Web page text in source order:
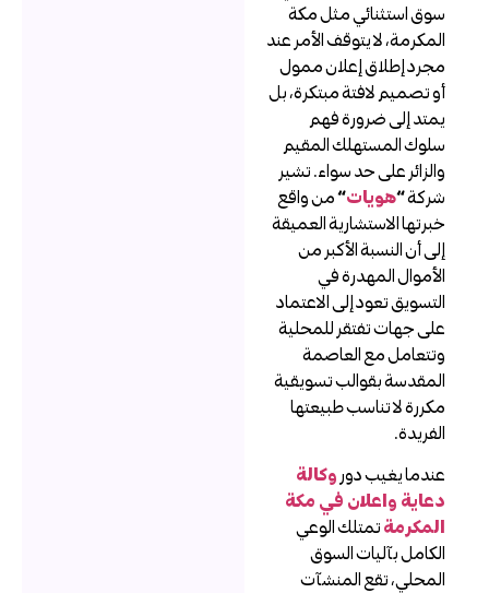
سوق استثنائي مثل مكة
المكرمة، لا يتوقف الأمر عند
مجرد إطلاق إعلان ممول
أو تصميم لافتة مبتكرة، بل
يمتد إلى ضرورة فهم
سلوك المستهلك المقيم
والزائر على حد سواء. تشير
“هويات“من واقع
خبرتها الاستشارية العميقة
إلى أن النسبة الأكبر من
الأموال المهدرة في
التسويق تعود إلى الاعتماد
على جهات تفتقر للمحلية
وتتعامل مع العاصمة
المقدسة بقوالب تسويقية
مكررة لا تناسب طبيعتها
الفريدة.
عندما يغيب دوروكالة
دعاية واعلان في مكة
المكرمةتمتلك الوعي
الكامل بآليات السوق
المحلي، تقع المنشآت